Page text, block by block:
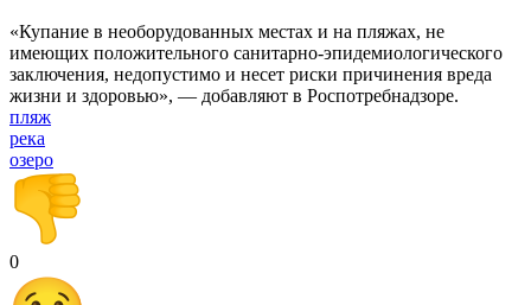
«Купание в необорудованных местах и на пляжах, не
имеющих положительного санитарно-эпидемиологического
заключения, недопустимо и несет риски причинения вреда
жизни и здоровью», — добавляют в Роспотребнадзоре.
пляж
река
озеро
0